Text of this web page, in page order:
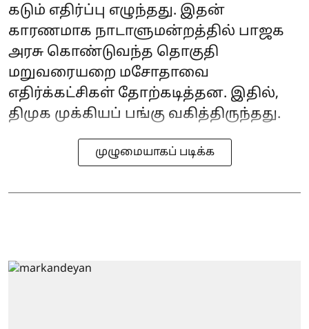
கடும் எதிர்ப்பு எழுந்தது. இதன்
காரணமாக நாடாளுமன்றத்தில் பாஜக
அரசு கொண்டுவந்த தொகுதி
மறுவரையறை மசோதாவை
எதிர்க்கட்சிகள் தோற்கடித்தன. இதில்,
திமுக முக்கியப் பங்கு வகித்திருந்தது.
முழுமையாகப் படிக்க